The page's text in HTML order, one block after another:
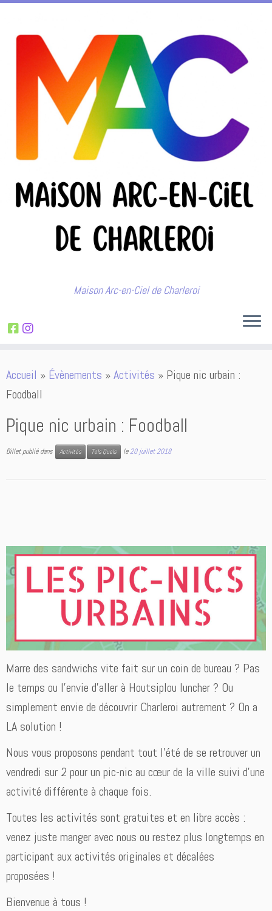
au
contenu
Maison Arc-en-Ciel de Charleroi
Accueil » Évènements »Activités » Pique nic urbain :
Foodball
Pique nic urbain : Foodball
Billet publié dans Activités Tels Quels le20 juillet 2018
Marre des sandwichs vite fait sur un coin de bureau ? Pas
le temps ou l’envie d’aller à Houtsiplou luncher ? Ou
simplement envie de découvrir Charleroi autrement ? On a
LA solution !
Nous vous proposons pendant tout l’été de se retrouver un
vendredi sur 2 pour un pic-nic au cœur de la ville suivi d’une
activité différente à chaque fois.
Toutes les activités sont gratuites et en libre accès :
venez juste manger avec nous ou restez plus longtemps en
participant aux activités originales et décalées
proposées !
Bienvenue à tous !